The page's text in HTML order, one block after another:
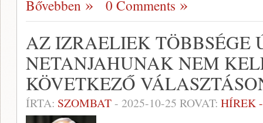
Bővebben 0 Comments
AZ IZRAELIEK TÖBBSÉGE
NETANJAHUNAK NEM
KÖVETKEZŐ
ÍRTA: SZOMBAT- 2025-10-25 ROVAT: HÍREK